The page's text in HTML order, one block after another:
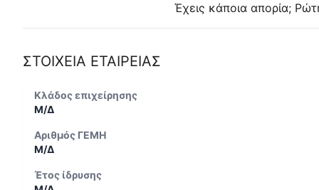
Έχεις κάποια απορία;
ΣΤΟΙΧΕΙΑ ΕΤΑΙΡΕΙΑΣ
Κλάδος επιχείρησης
Μ/Δ
Αριθμός ΓΕΜΗ
Μ/Δ
Έτος ίδρυσης